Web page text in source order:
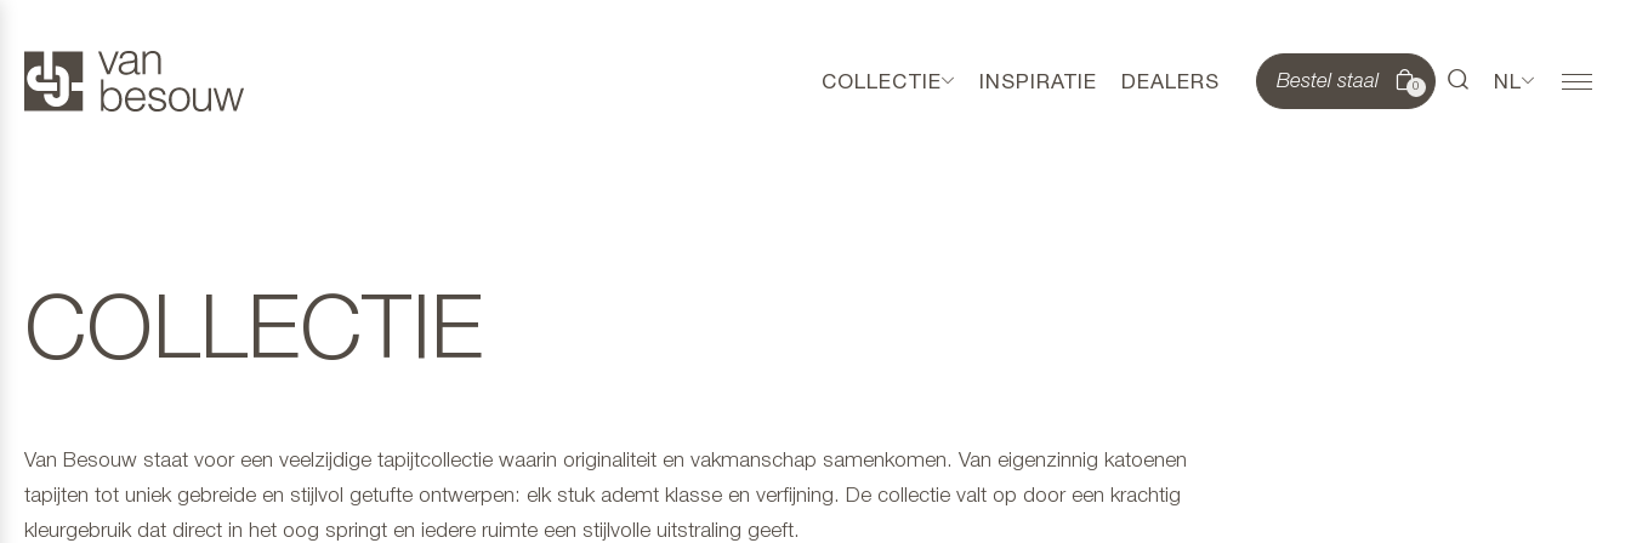
COLLECTIE INSPIRATIE DEALERS Bestel staal 0 NL
COLLECTIE
Van Besouw staat voor een veelzijdige tapijtcollectie waarin originaliteit en vakmanschap samenkomen. Van eigenzinnig katoenen
tapijten tot uniek gebreide en stijlvol getufte ontwerpen: elk stuk ademt klasse en verfijning. De collectie valt op door een krachtig
kleurgebruik dat direct in het oog springt en iedere ruimte een stijlvolle uitstraling geeft.